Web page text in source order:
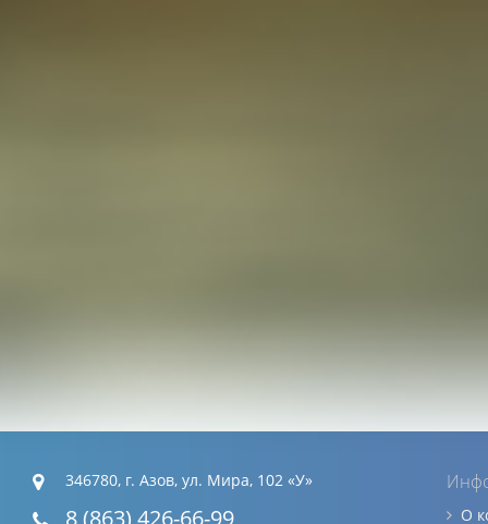
346780, г. Азов, ул. Мира, 102 «У»
8 (863) 426-66-99 О